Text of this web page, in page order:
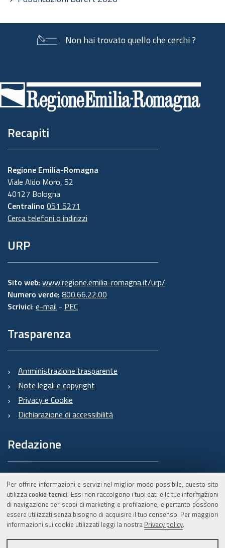
Per offrire informazioni e servizi nel miglior modo possibile, questo sito
utilizzacookie tecnici. Essi non raccolgono i tuoi dati e le tue informazioni
di navigazione per scopi di marketing e profilazione, e pertanto possono
essere utilizzati senza bisogno di acquisire il tuo consenso. Per maggiori
informazioni sui cookie utilizzati leggi la nostra Privacy policy.
Non hai trovato quello che cerchi ?
di
pagina
Recapiti
Regione Emilia-Romagna
Viale Aldo Moro, 52
40127 Bologna
Centralino 051 5271
Cerca telefoni o indirizzi
URP
Sito web: www.regione.emilia-romagna.it/urp/
Numero verde: 800.66.22.00
Scrivici: e-mail - PEC
Trasparenza
Amministrazione trasparente
Note legali e copyright
Privacy e Cookie
Dichiarazione di accessibilità
Redazione
Informazioni sul Burert
e contatti
C.F. 800.625.903.79